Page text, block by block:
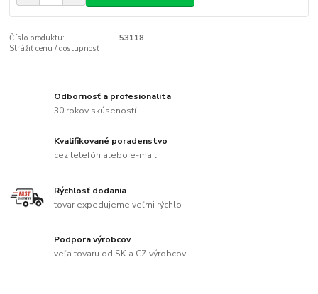
Číslo produktu:
53118
Strážiť cenu / dostupnosť
Odbornosť a profesionalita
30 rokov skúseností
Kvalifikované poradenstvo
cez telefón alebo e-mail
Rýchlosť dodania
tovar expedujeme veľmi rýchlo
Podpora výrobcov
veľa tovaru od SK a CZ výrobcov